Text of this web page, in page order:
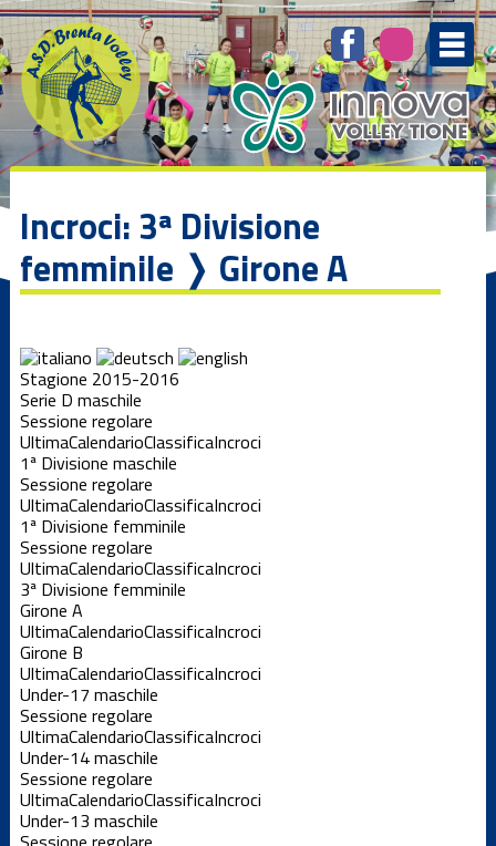
Incroci: 3ª Divisione
femminile ❭ Girone A
Stagione 2015-2016
Serie D maschile
Sessione regolare
UltimaCalendarioClassificaIncroci
1ª Divisione maschile
Sessione regolare
UltimaCalendarioClassificaIncroci
1ª Divisione femminile
Sessione regolare
UltimaCalendarioClassificaIncroci
3ª Divisione femminile
Girone A
UltimaCalendarioClassificaIncroci
Girone B
UltimaCalendarioClassificaIncroci
Under-17 maschile
Sessione regolare
UltimaCalendarioClassificaIncroci
Under-14 maschile
Sessione regolare
UltimaCalendarioClassificaIncroci
Under-13 maschile